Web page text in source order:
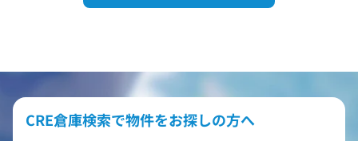
CRE倉庫検索で物件をお探しの方へ